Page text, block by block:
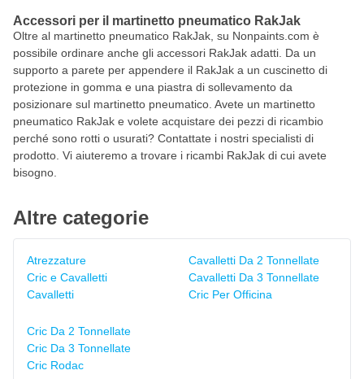
Accessori per il martinetto pneumatico RakJak
Oltre al martinetto pneumatico RakJak, su Nonpaints.com è
possibile ordinare anche gli accessori RakJak adatti. Da un
supporto a parete per appendere il RakJak a un cuscinetto di
protezione in gomma e una piastra di sollevamento da
posizionare sul martinetto pneumatico. Avete un martinetto
pneumatico RakJak e volete acquistare dei pezzi di ricambio
perché sono rotti o usurati? Contattate i nostri specialisti di
prodotto. Vi aiuteremo a trovare i ricambi RakJak di cui avete
bisogno.
Altre categorie
Atrezzature
Cric e Cavalletti
Cavalletti
Cavalletti Da 2 Tonnellate
Cavalletti Da 3 Tonnellate
Cric Per Officina
Cric Da 2 Tonnellate
Cric Da 3 Tonnellate
Cric Rodac